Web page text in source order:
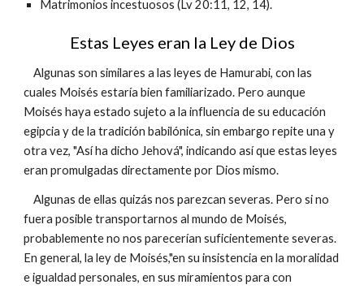
Matrimonios incestuosos (Lv 20:11, 12, 14).
Estas Leyes eran la Ley de Dios
Algunas son similares a las leyes de Hamurabi, con las
cuales Moisés estaría bien familiarizado. Pero aunque
Moisés haya estado sujeto a la influencia de su educación
egipcia y de la tradición babilónica, sin embargo repite una y
otra vez, "Así ha dicho Jehová", indicando así que estas leyes
eran promulgadas directamente por Dios mismo.
Algunas de ellas quizás nos parezcan severas. Pero si no
fuera posible transportarnos al mundo de Moisés,
probablemente no nos parecerían suficientemente severas.
En general, la ley de Moisés,"en su insistencia en la moralidad
e igualdad personales, en sus miramientos para con